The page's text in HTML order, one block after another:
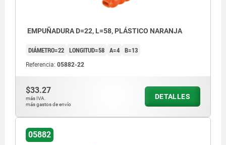
EMPUÑADURA D=22, L=58, PLÁSTICO NARANJA
DIÁMETRO=22 LONGITUD=58 A=4 B=13
Referencia: 05882-22
$33.27
más IVA.
más gastos de envío
DETALLES
05882